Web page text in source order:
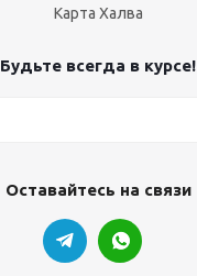
Карта Халва
Будьте всегда в курсе!
Оставайтесь на связи